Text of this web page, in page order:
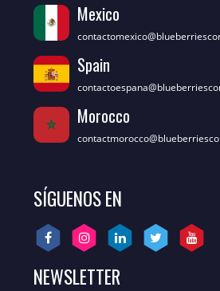
Mexico
Spain
Morocco
SÍGUENOS EN
NEWSLETTER